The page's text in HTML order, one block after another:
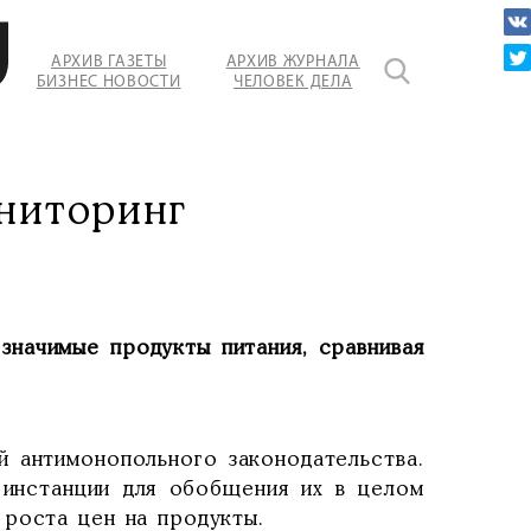
АРХИВ ГАЗЕТЫ
БИЗНЕС НОВОСТИ
АРХИВ ЖУРНАЛА
ЧЕЛОВЕК ДЕЛА
продукты питания, сравнивая
законодательства.
для обобщения их в целом
цен на продукты.